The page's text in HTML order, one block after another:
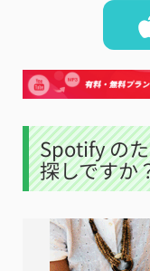
Spotify の
探しですか